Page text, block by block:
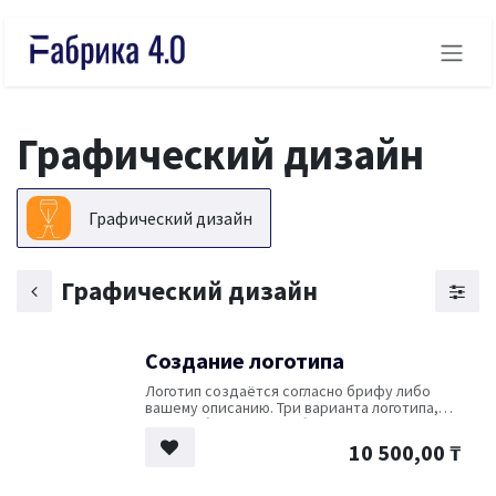
Графический дизайн
Графический дизайн
Графический дизайн
Создание логотипа
Логотип создаётся согласно брифу либо
вашему описанию. Три варианта логотипа,
один выбирается в работу. Правки вносятся
в выбранный вариант (до трёх правок). Лого
в цветном и ч/б вариантах. Исходники
10 500,00 ₸